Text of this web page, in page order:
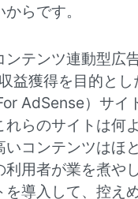
らです。
ンテンツ連動型広
益獲得を目的とし
AdSense）サイ
れらのサイトは何
いコンテンツはほ
利用者が業を煮や
を導入して、控え